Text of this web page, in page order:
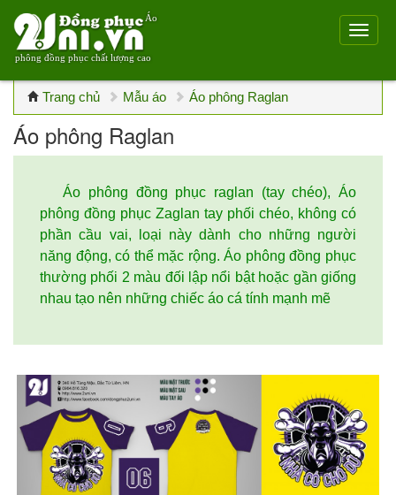
Áo
phông đồng phục chất lượng cao
Trang chủ Mẫu áo Áo phông Raglan
Áo phông Raglan
Áo phông đồng phục raglan (tay chéo), Áo
phông đồng phục Zaglan tay phối chéo, không có
phần cầu vai, loại này dành cho những người
năng động, có thể mặc rộng. Áo phông đồng phục
thường phối 2 màu đối lập nổi bật hoặc gần giống
nhau tạo nên những chiếc áo cá tính mạnh mẽ